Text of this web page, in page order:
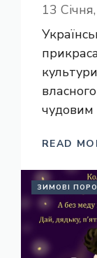
13
чудовим
READ
ЗИМОВІ